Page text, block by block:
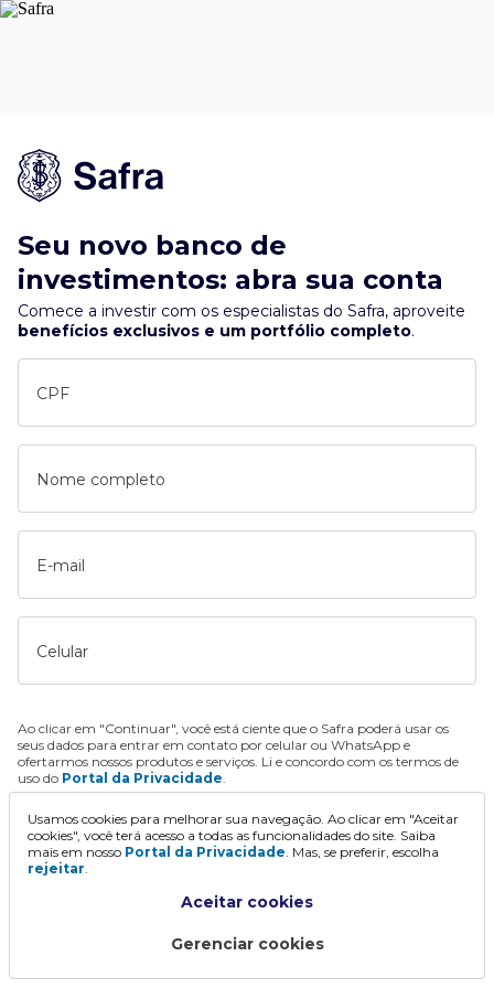
Seu novo banco de
investimentos: abra sua conta
Comece a investir com os especialistas do Safra, aproveite
benefícios exclusivos e um portfólio completo.
CPF
Nome completo
E-mail
Celular
Ao clicar em "Continuar", você está ciente que o Safra poderá usar os
seus dados para entrar em contato por celular ou WhatsApp e
ofertarmos nossos produtos e serviços. Li e concordo com os termos de
uso do Portal da Privacidade.
Continuar
Usamos cookies para melhorar sua navegação. Ao clicar em "Aceitar
cookies", você terá acesso a todas as funcionalidades do site. Saiba
mais em nosso Portal da Privacidade. Mas, se preferir, escolha
rejeitar.
Aceitar cookies
Gerenciar cookies